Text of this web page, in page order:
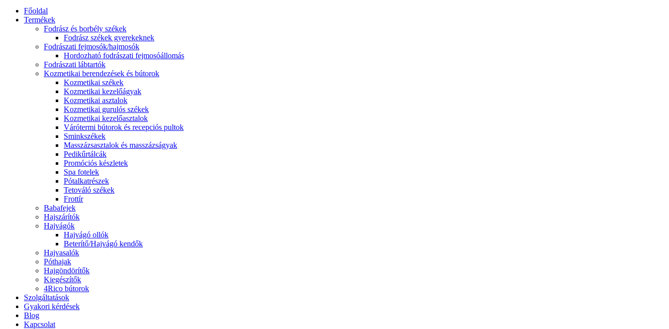
Főoldal
Termékek
Fodrász és borbély székek
Fodrász székek gyerekeknek
Fodrászati fejmosók/hajmosók
Hordozható fodrászati fejmosóállomás
Fodrászati lábtartók
Kozmetikai berendezések és bútorok
Kozmetikai székek
Kozmetikai kezelőágyak
Kozmetikai asztalok
Kozmetikai gurulós székek
Kozmetikai kezelőasztalok
Várótermi bútorok és recepciós pultok
Sminkszékek
Masszázsasztalok és masszázságyak
Pedikűrtálcák
Promóciós készletek
Spa fotelek
Pótalkatrészek
Tetováló székek
Frottír
Babafejek
Hajszárítók
Hajvágók
Hajvágó ollók
Beterítő/Hajvágó kendők
Hajvasalók
Póthajak
Hajgöndörítők
Kiegészítők
4Rico bútorok
Szolgáltatások
Gyakori kérdések
Blog
Kapcsolat